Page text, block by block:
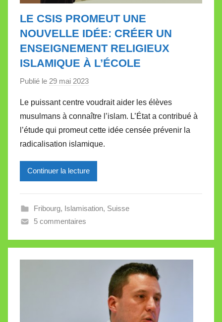
LE CSIS PROMEUT UNE
NOUVELLE IDÉE: CRÉER UN
ENSEIGNEMENT RELIGIEUX
ISLAMIQUE À L’ÉCOLE
Publié le 29 mai 2023
r
M
i
r
i
l
e
l
l
Le puissant centre voudrait aider les élèves
musulmans à connaître l’islam. L’État a contribué à
l’étude qui promeut cette idée censée prévenir la
radicalisation islamique.
Continuer la lecture
Fribourg, Islamisation, Suisse
5 commentaires